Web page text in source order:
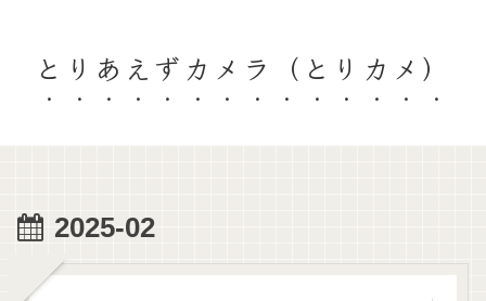
とりあえずカメラ（とりカメ）
2025-02